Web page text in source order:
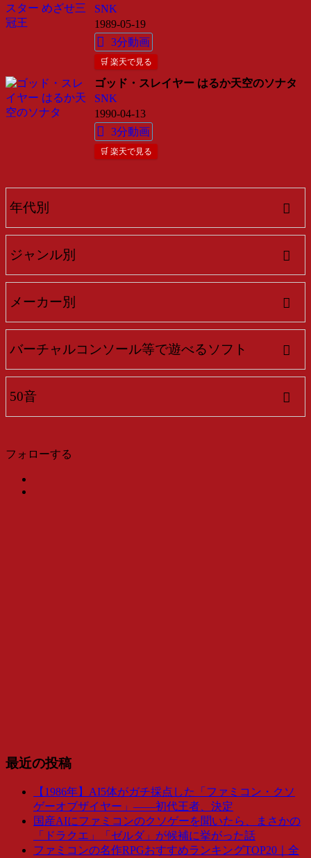
SNK
1989-05-19
3分動画
🛒 楽天で見る
ゴッド・スレイヤー はるか天空のソナタ
SNK
1990-04-13
3分動画
🛒 楽天で見る
年代別
ジャンル別
メーカー別
バーチャルコンソール等で遊べるソフト
50音
フォローする
最近の投稿
【1986年】AI5体がガチ採点した「ファミコン・クソ
ゲーオブザイヤー」――初代王者、決定
国産AIにファミコンのクソゲーを聞いたら、まさかの
「ドラクエ」「ゼルダ」が候補に挙がった話
ファミコンの名作RPGおすすめランキングTOP20｜全